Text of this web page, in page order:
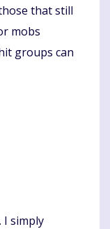
that still
mobs
groups can
I simply